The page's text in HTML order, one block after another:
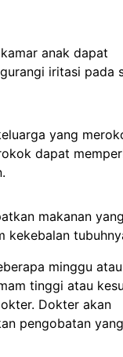
anak dapat
iritasi pada
yang
dapat
makanan
kekebalan
minggu
tinggi atau
Dokter akan
pengobatan yang